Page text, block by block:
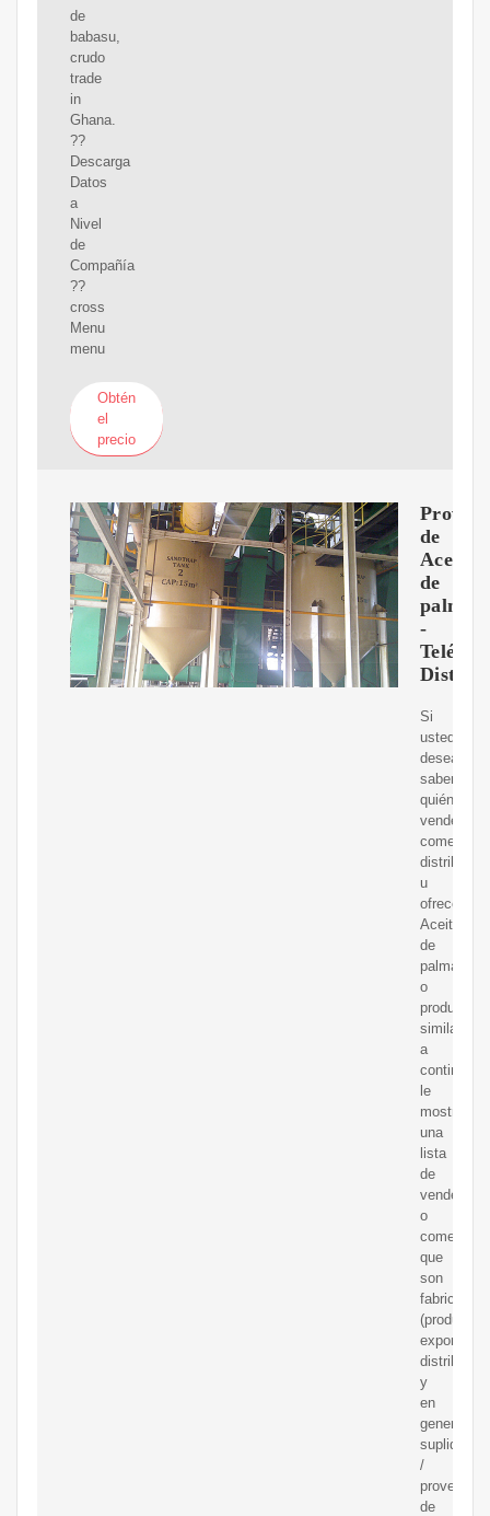
de
babasu,
crudo
trade
in
Ghana.
??
Descarga
Datos
a
Nivel
de
Compañía
??
cross
Menu
menu
Obtén
el
precio
de
Aceite
de
palma
-
Si
usted
desea
saber
quién
vende,
distribuye
u
ofrece
Aceite
de
palma
o
productos
similares,
a
le
mostramos
una
lista
de
o
que
son
fabricantes
y
en
general
suplidores
/
de